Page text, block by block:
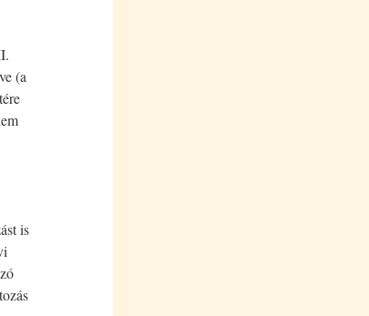
(a
is